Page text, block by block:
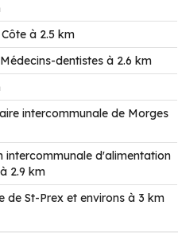
à 2.5 km
dentistes à 2.6 km
intercommunale de Morges
intercommunale d'alimentation
2.9 km
de St-Prex et environs à 3 km